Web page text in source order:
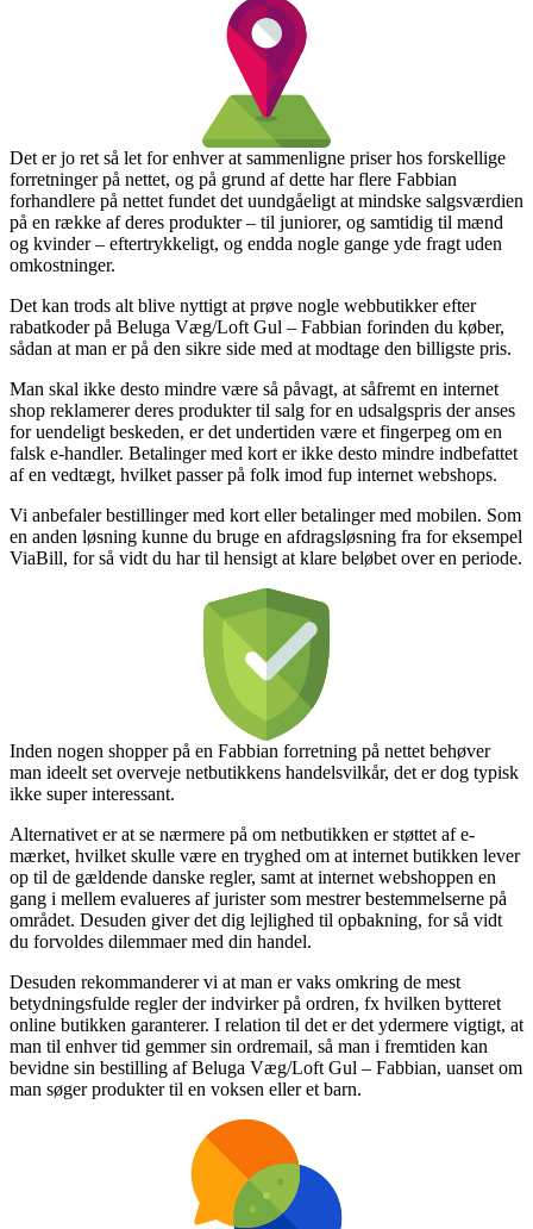
Det er jo ret så let for enhver at sammenligne priser hos forskellige
forretninger på nettet, og på grund af dette har flere Fabbian
forhandlere på nettet fundet det uundgåeligt at mindske salgsværdien
på en række af deres produkter – til juniorer, og samtidig til mænd
og kvinder – eftertrykkeligt, og endda nogle gange yde fragt uden
omkostninger.
Det kan trods alt blive nyttigt at prøve nogle webbutikker efter
rabatkoder på Beluga Væg/Loft Gul – Fabbian forinden du køber,
sådan at man er på den sikre side med at modtage den billigste pris.
Man skal ikke desto mindre være så påvagt, at såfremt en internet
shop reklamerer deres produkter til salg for en udsalgspris der anses
for uendeligt beskeden, er det undertiden være et fingerpeg om en
falsk e-handler. Betalinger med kort er ikke desto mindre indbefattet
af en vedtægt, hvilket passer på folk imod fup internet webshops.
Vi anbefaler bestillinger med kort eller betalinger med mobilen. Som
en anden løsning kunne du bruge en afdragsløsning fra for eksempel
ViaBill, for så vidt du har til hensigt at klare beløbet over en periode.
Inden nogen shopper på en Fabbian forretning på nettet behøver
man ideelt set overveje netbutikkens handelsvilkår, det er dog typisk
ikke super interessant.
Alternativet er at se nærmere på om netbutikken er støttet af e-
mærket, hvilket skulle være en tryghed om at internet butikken lever
op til de gældende danske regler, samt at internet webshoppen en
gang i mellem evalueres af jurister som mestrer bestemmelserne på
området. Desuden giver det dig lejlighed til opbakning, for så vidt
du forvoldes dilemmaer med din handel.
Desuden rekommanderer vi at man er vaks omkring de mest
betydningsfulde regler der indvirker på ordren, fx hvilken bytteret
online butikken garanterer. I relation til det er det ydermere vigtigt, at
man til enhver tid gemmer sin ordremail, så man i fremtiden kan
bevidne sin bestilling af Beluga Væg/Loft Gul – Fabbian, uanset om
man søger produkter til en voksen eller et barn.